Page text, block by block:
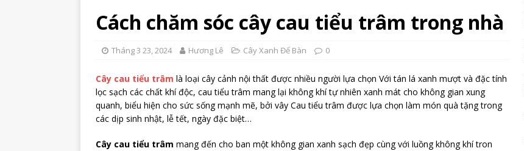
Cách chăm sóc cây cau tiểu trâm trong nhà
Tháng 3 23, 2024 Hương Lê Cây Xanh Để Bàn 0
Cây cau tiểu trâm là loại cây cảnh nội thất được nhiều người lựa chọn Với tán lá xanh mượt và đặc tính
lọc sạch các chất khí độc, cau tiểu trâm mang lại không khí tự nhiên xanh mát cho không gian xung
quanh, biểu hiện cho sức sống mạnh mẽ, bởi vây Cau tiểu trâm được lựa chọn làm món quà tặng trong
các dịp sinh nhật, lễ tết, ngày đặc biệt…
Cây cau tiểu trâm mang đến cho ban một không gian xanh sạch đẹp cùng với luồng không khí tron